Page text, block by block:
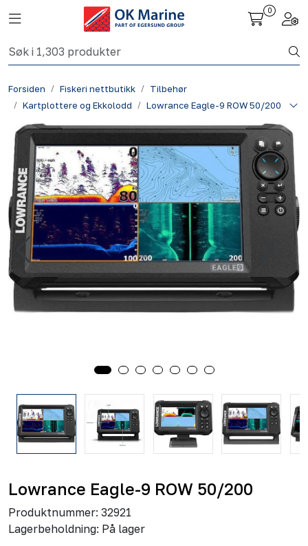
Skip to main content
Toggle navigation
0
Forsiden Fiskeri nettbutikk
Tilbehør
Kartplottere og Ekkolodd
Lowrance Eagle-9 ROW 50/200
Lowrance Eagle-9 ROW 50/200
Produktnummer: 32921
Lagerbeholdning: På lager
Fiskeri nettbutikk
Havbruk
Aktuelt
Om oss
Kontakt